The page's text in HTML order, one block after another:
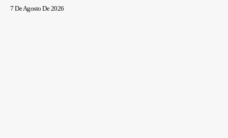
7 De Agosto De 2026